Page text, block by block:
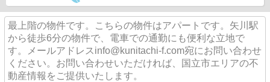
最上階の物件です。こちらの物件はアパートです。矢川駅
から徒歩6分の物件で、電車での通勤にも便利な立地で
す。メールアドレスinfo@kunitachi-f.com宛にお問い合わせ
ください。お問い合わせいただければ、国立市エリアの不
動産情報をご提供いたします。